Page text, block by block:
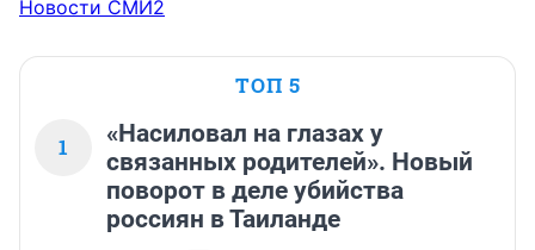
Новости СМИ2
ТОП 5
1
«Насиловал на глазах у
связанных родителей». Новый
поворот в деле убийства
россиян в Таиланде